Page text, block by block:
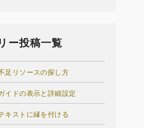
ー投稿一覧
足リソースの探し方
イドの表示と詳細設定
キストに縁を付ける